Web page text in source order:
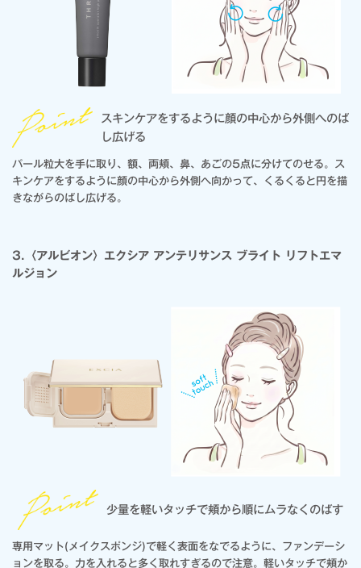
スキンケアをするように顔の中心から外側へのば
し広げる
パール粒大を手に取り、額、両頬、鼻、あごの5点に分けてのせる。ス
キンケアをするように顔の中心から外側へ向かって、くるくると円を描
きながらのばし広げる。
3.〈アルビオン〉エクシア アンテリサンス ブライト リフトエマ
ルジョン
少量を軽いタッチで頬から順にムラなくのばす
専用マット(メイクスポンジ)で軽く表面をなでるように、ファンデーシ
ョンを取る。力を入れると多く取れすぎるので注意。軽いタッチで頬か